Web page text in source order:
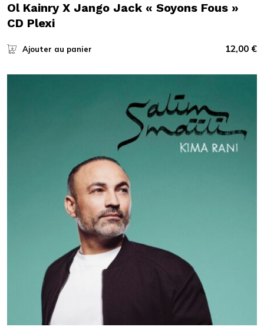
Ol Kainry X Jango Jack « Soyons Fous »
CD Plexi
Ajouter au panier 12,00 €